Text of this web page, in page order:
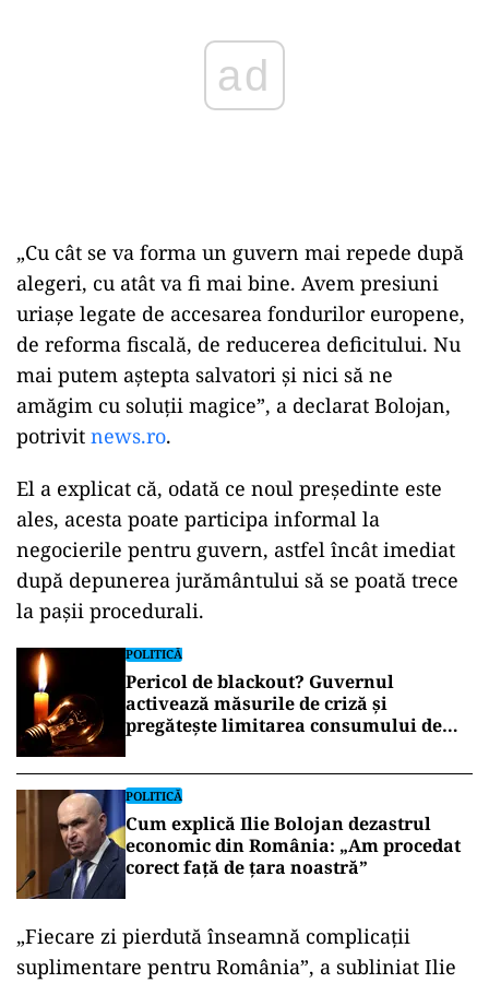
„Cu cât se va forma un guvern mai repede după
alegeri, cu atât va fi mai bine. Avem presiuni
uriașe legate de accesarea fondurilor europene,
de reforma fiscală, de reducerea deficitului. Nu
mai putem aștepta salvatori și nici să ne
amăgim cu soluții magice”, a declarat Bolojan,
potrivit news.ro.
El a explicat că, odată ce noul președinte este
ales, acesta poate participa informal la
negocierile pentru guvern, astfel încât imediat
după depunerea jurământului să se poată trece
la pașii procedurali.
POLITICĂ
Pericol de blackout? Guvernul
activează măsurile de criză și
pregătește limitarea consumului de
POLITICĂ
Cum explică Ilie Bolojan dezastrul
economic din România: „Am procedat
corect față de țara noastră”
„Fiecare zi pierdută înseamnă complicații
suplimentare pentru România”, a subliniat Ilie